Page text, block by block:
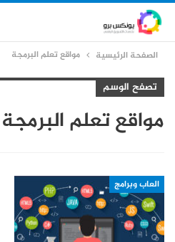
الصفحة الرئيسية مواقع تعلم البرمجة
تصفح الوسم
مواقع تعلم البرمجة
العاب وبرامج